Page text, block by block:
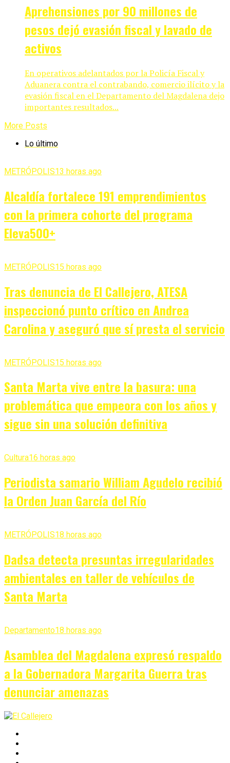
Aprehensiones por 90 millones de
pesos dejó evasión fiscal y lavado de
activos
En operativos adelantados por la Policía Fiscal y
Aduanera contra el contrabando, comercio ilícito y la
evasión fiscal en el Departamento del Magdalena dejo
importantes resultados...
More Posts
Lo último
METRÓPOLIS13 horas ago
Alcaldía fortalece 191 emprendimientos
con la primera cohorte del programa
Eleva500+
METRÓPOLIS15 horas ago
Tras denuncia de El Callejero, ATESA
inspeccionó punto crítico en Andrea
Carolina y aseguró que sí presta el servicio
METRÓPOLIS15 horas ago
Santa Marta vive entre la basura: una
problemática que empeora con los años y
sigue sin una solución definitiva
Cultura16 horas ago
Periodista samario William Agudelo recibió
la Orden Juan García del Río
METRÓPOLIS18 horas ago
Dadsa detecta presuntas irregularidades
ambientales en taller de vehículos de
Santa Marta
Departamento18 horas ago
Asamblea del Magdalena expresó respaldo
a la Gobernadora Margarita Guerra tras
denunciar amenazas